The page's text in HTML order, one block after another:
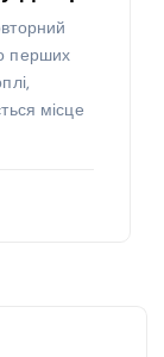
перших
місце